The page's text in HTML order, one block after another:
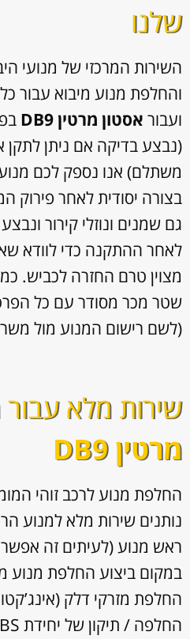
שלנו
השירות המרכזי של מנועי
והחלפת מנוע מיבוא עבור
ועבור אסטון מרטין DB9
(נבצע בדיקה אם ניתן
משתלם) אנו נספק לכם מנוע
בצורה יסודית לאחר פירוק
גם שמנים ונוזלי קירור
לאחר ההתקנה כדי לוודא
מצוין טרם החזרה לכביש.
שטר מכר מסודר עם כל
(לשם רישום המנוע מול
שירות מלא עבור
מרטין DB9
החלפת מנוע לרכב זוהי
נותנים שירות מלא למנוע
ראש מנוע (לעיתים זה אפשרי
במקום ביצוע החלפת מנוע
החלפת מזרקי דלק